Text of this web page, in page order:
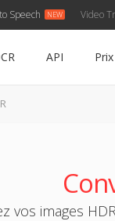
Speech Video
API Prix
vos images